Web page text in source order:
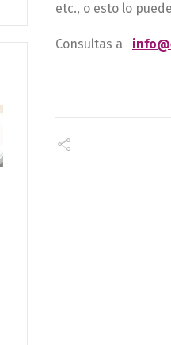
etc., o esto lo
Consultas a